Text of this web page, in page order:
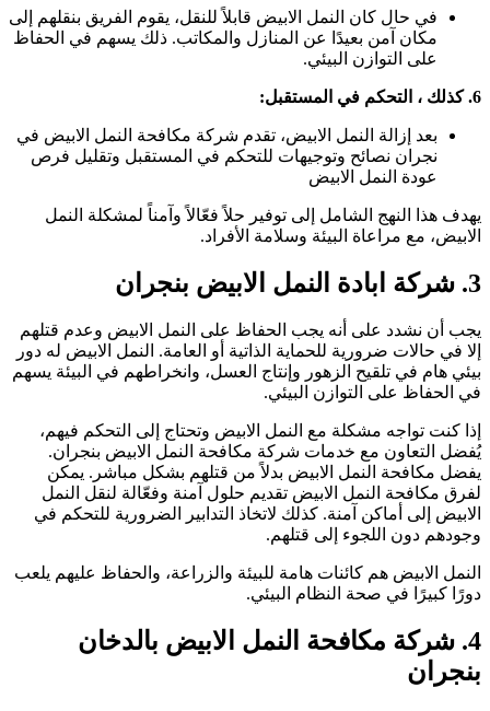
في حال كان النمل الابيض قابلاً للنقل، يقوم الفريق بنقلهم إلى
مكان آمن بعيدًا عن المنازل والمكاتب. ذلك يسهم في الحفاظ
على التوازن البيئي.
بعد إزالة النمل الابيض، تقدم شركة مكافحة النمل الابيض في
نجران نصائح وتوجيهات للتحكم في المستقبل وتقليل فرص
عودة النمل الابيض
هذا النهج الشامل إلى توفير حلاً فعّالاً وآمناً لمشكلة النمل
مع مراعاة البيئة وسلامة الأفراد.
الابيض بنجران
أن نشدد على أنه يجب الحفاظ على النمل الابيض وعدم قتلهم
في حالات ضرورية للحماية الذاتية أو العامة. النمل الابيض له دور
هام في تلقيح الزهور وإنتاج العسل، وانخراطهم في البيئة يسهم
الحفاظ على التوازن البيئي.
كنت تواجه مشكلة مع النمل الابيض وتحتاج إلى التحكم فيهم،
التعاون مع خدمات شركة مكافحة النمل الابيض بنجران.
مكافحة النمل الابيض بدلاً من قتلهم بشكل مباشر. يمكن
مكافحة النمل الابيض تقديم حلول آمنة وفعّالة لنقل النمل
إلى أماكن آمنة. كذلك لاتخاذ التدابير الضرورية للتحكم في
دون اللجوء إلى قتلهم.
الابيض هم كائنات هامة للبيئة والزراعة، والحفاظ عليهم يلعب
كبيرًا في صحة النظام البيئي.
4. شركة مكافحة النمل الابيض بالدخان